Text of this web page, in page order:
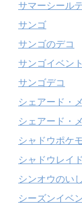
サマーシール
サンゴ
サンゴのデコ
サンゴイベント
サンゴデコ
シェアード・
シェアード・
シャドウポケ
シャドウレイド
シンオウのいし
シーズンイベ